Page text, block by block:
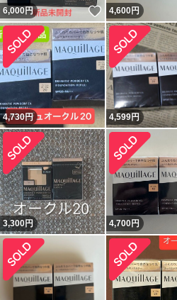
6,000円 いいね！
4,600円
4,730円 4,599円
3,300円 4,700円